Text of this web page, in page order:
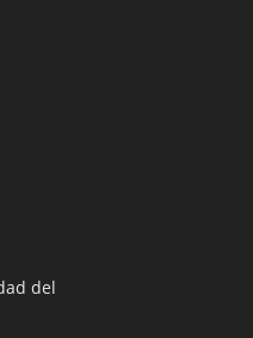
del